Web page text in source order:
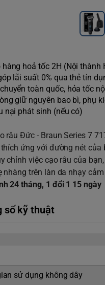
hàng hoả tốc 2H (Nội thành
lãi suất 0% qua thẻ tín
toàn quốc, hỏa tốc
giữ nguyên bao bì, phụ
nại phát sinh (nếu có)
râu Đức - Braun Series 7
ứng với đường nét của
chỉnh việc cạo râu của
nhàng trên làn da nhạy
24 tháng, 1 đổi 1 15 ngày
số kỹ thuật
sử dụng không dây